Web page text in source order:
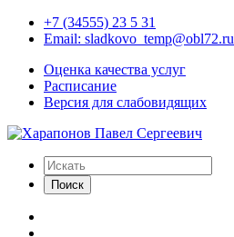
+7 (34555) 23 5 31
Email: sladkovo_temp@obl72.ru
Оценка качества услуг
Расписание
Версия для слабовидящих